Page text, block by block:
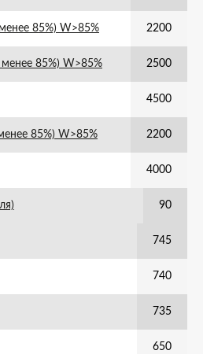
85%) W>85% 2200
85%) W>85% 2500
4500
85%) W>85% 2200
4000
90
745
740
735
650